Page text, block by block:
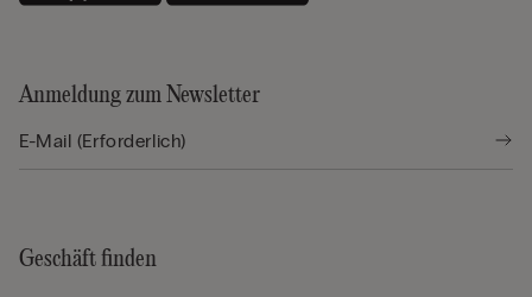
Anmeldung zum Newsletter
Geschäft finden